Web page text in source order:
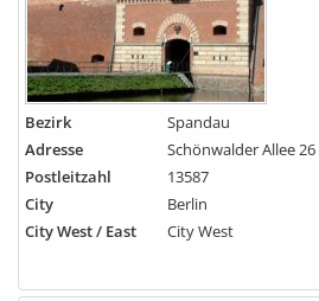
Bezirk
Spandau
Adresse
Schönwalder Allee 26
Postleitzahl
13587
City
Berlin
City West / East
City West